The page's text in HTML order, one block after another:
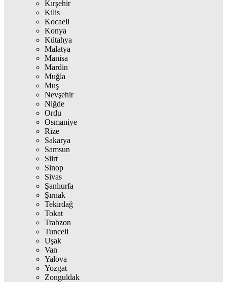
Kırşehir
Kilis
Kocaeli
Konya
Kütahya
Malatya
Manisa
Mardin
Muğla
Muş
Nevşehir
Niğde
Ordu
Osmaniye
Rize
Sakarya
Samsun
Siirt
Sinop
Sivas
Şanlıurfa
Şırnak
Tekirdağ
Tokat
Trabzon
Tunceli
Uşak
Van
Yalova
Yozgat
Zonguldak